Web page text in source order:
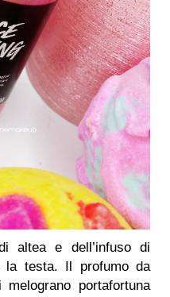
altea e dell’infuso di
la testa. Il profumo da
portafortuna